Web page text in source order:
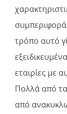
τρόπο αυτό
εταιρίες με
Πολλά από τα
από